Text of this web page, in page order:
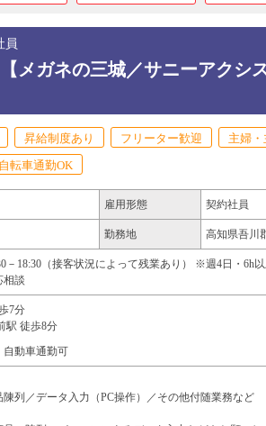
員
メガネの三城／サニーアクシ
昇給制度あり フリーター歓迎 主婦
自転車通勤OK
雇用形態 契約社員
勤務地 高知県吾川
－18:30（接客状況によって残業あり） ※週4日・6h
相談
7分
駅 徒歩8分
動車通勤可
列／データ入力（PC操作）／その他付随業務など